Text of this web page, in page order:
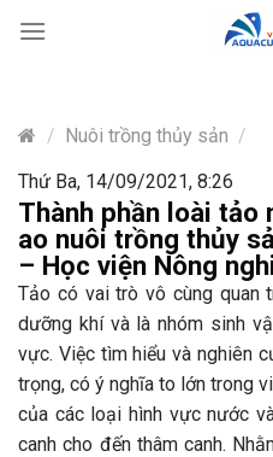
content
/ Nuôi trồng thủy sản /
Thứ Ba, 14/09/2021, 8:26
Thành phần loài tảo
ao nuôi trồng thủy
– Học viện Nông
Tảo có vai trò vô cùng quan
dưỡng khí và là nhóm sinh
vực. Việc tìm hiểu và nghiên
trọng, có ý nghĩa to lớn trong
của các loại hình vực nước
canh cho đến thâm canh.